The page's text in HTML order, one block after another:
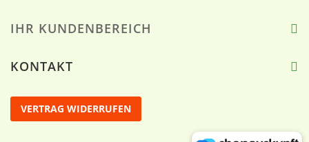
IHR KUNDENBEREICH
KONTAKT
VERTRAG WIDERRUFEN